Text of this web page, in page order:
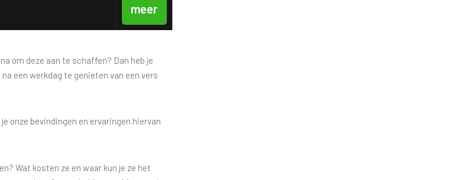
meer
om deze aan te schaffen? Dan heb je
een werkdag te genieten van een vers
onze bevindingen en ervaringen hiervan
Wat kosten ze en waar kun je ze het